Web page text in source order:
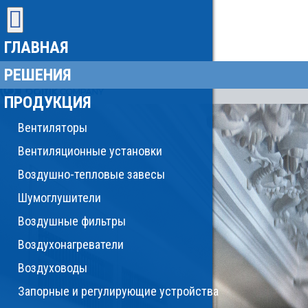
ГЛАВНАЯ
РЕШЕНИЯ
ПРОДУКЦИЯ
Вентиляторы
Вентиляционные установки
Воздушно-тепловые завесы
Шумоглушители
Воздушные фильтры
Воздухонагреватели
Воздуховоды
Запорные и регулирующие устройства